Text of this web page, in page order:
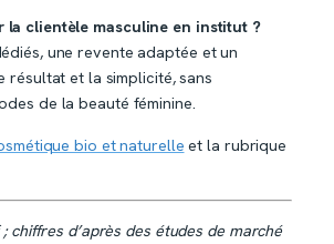
la clientèle masculine en institut ?
une revente adaptée et un
résultat et la simplicité, sans
de la beauté féminine.
bio et naturelle et la rubrique
chiffres d’après des études de marché